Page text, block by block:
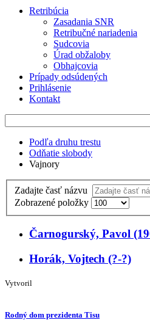
Retribúcia
Zasadania SNR
Retribučné nariadenia
Sudcovia
Úrad obžaloby
Obhajcovia
Prípady odsúdených
Prihlásenie
Kontakt
Podľa druhu trestu
Odňatie slobody
Vajnory
Zadajte časť názvu
Zobrazené položky
Čarnogurský, Pavol
Horák, Vojtech (?-?)
Vytvoril
Rodný dom prezidenta Tisu